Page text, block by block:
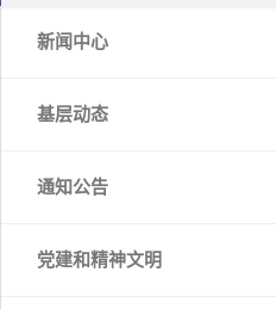
新闻中心
基层动态
通知公告
党建和精神文明